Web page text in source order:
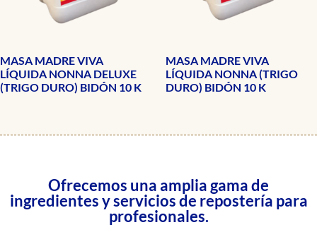
MASA MADRE VIVA
LÍQUIDA NONNA DELUXE
(TRIGO DURO) BIDÓN 10 K
MASA MADRE VIVA
LÍQUIDA NONNA (TRIGO
DURO) BIDÓN 10 K
Ofrecemos una amplia gama de
ingredientes y servicios de repostería para
profesionales.